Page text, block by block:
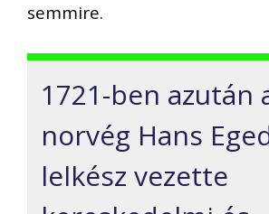
semmire.
1721-ben azután
norvég Hans
lelkész vezette